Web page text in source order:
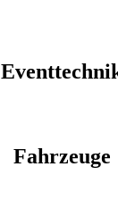
Fahrzeuge